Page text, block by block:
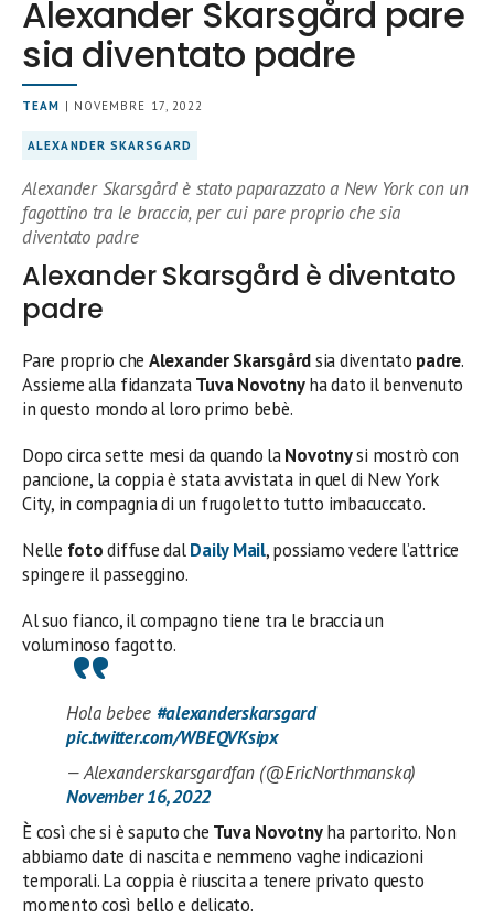
Alexander Skarsgård pare
sia diventato padre
TEAM | NOVEMBRE 17, 2022
ALEXANDER SKARSGARD
Alexander Skarsgård è stato paparazzato a New York con un
fagottino tra le braccia, per cui pare proprio che sia
diventato padre
Alexander Skarsgård è diventato
padre
Pare proprio che Alexander Skarsgårdsia diventato padre.
Assieme alla fidanzataTuva Novotnyha dato il benvenuto
in questo mondo al loro primo bebè.
Dopo circa sette mesi da quando laNovotnysi mostrò con
pancione, la coppia è stata avvistata in quel di New York
City, in compagnia di un frugoletto tutto imbacuccato.
Nelle fotodiffuse dalDaily Mail, possiamo vedere l’attrice
spingere il passeggino.
Al suo fianco, il compagno tiene tra le braccia un
voluminoso fagotto.
Hola bebee #alexanderskarsgard
pic.twitter.com/WBEQVKsipx
— Alexanderskarsgardfan (@EricNorthmanska)
November 16, 2022
È così che si è saputo che Tuva Novotnyha partorito. Non
abbiamo date di nascita e nemmeno vaghe indicazioni
temporali. La coppia è riuscita a tenere privato questo
momento così bello e delicato.